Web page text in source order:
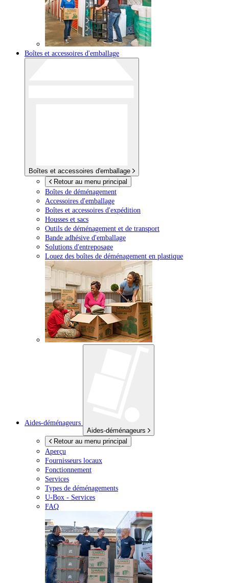
Boîtes et accessoires d'emballage
Boîtes et accessoires d'emballage
Retour au menu principal
Boîtes de déménagement
Accessoires d'emballage
Boîtes et accessoires d'expédition
Housses et sacs
Outils de déménagement et de transport
Bande adhésive d'emballage
Solutions d'entreposage
Louez des boîtes de déménagement en plastique
Aides-déménageurs
Aides-déménageurs
Retour au menu principal
Aperçu
Fournisseurs locaux
Fonctionnement
Services
Types de déménagements
U-Box - Services
FAQ